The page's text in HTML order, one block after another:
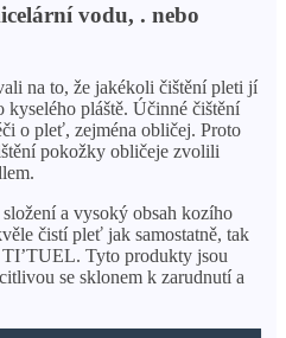
vodu, . nebo
na to, že jakékoli čištění pleti jí
kyselého pláště. Účinné čištění
o pleť, zejména obličej. Proto
pokožky obličeje zvolili
a vysoký obsah kozího
čistí pleť jak samostatně, tak
Tyto produkty jsou
se sklonem k zarudnutí a